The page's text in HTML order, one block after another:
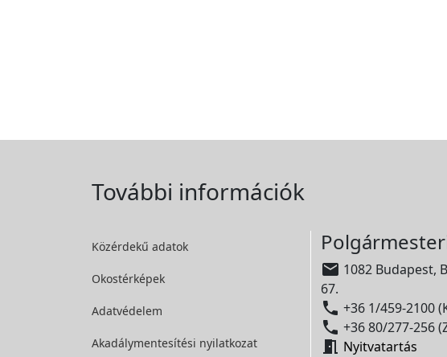
További információk
Közérdekű adatok
Okostérképek
Adatvédelem
Akadálymentesítési nyilatkozat
 1082 Budapest,
67.
 +36 1/459-2100
 +36 80/277-256
 Nyitvatartás